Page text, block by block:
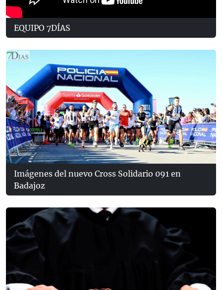
EQUIPO 7DÍAS
Imágenes del nuevo Cross Solidario 091 en
Badajoz